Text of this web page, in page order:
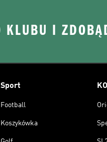
KLUBU I
Sport
Football
Koszykówka